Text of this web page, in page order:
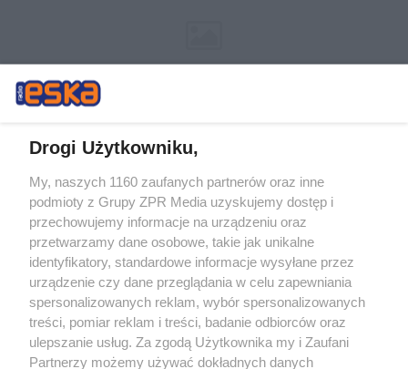
Żaden utwór zamieszczony w serwisie nie może być powielany i
rozpowszechniany lub dalej rozpowszechniany w jakikolwiek sposób (w
tym także elektroniczny lub mechaniczny) na jakimkolwiek polu
eksploatacji w jakiejkolwiek formie, włącznie z umieszczaniem w
Internecie bez pisemnej zgody właściciela praw. Jakiekolwiek użycie lub
wykorzystanie utworów w całości lub w części z naruszeniem prawa,
tzn. bez właściwej zgody, jest zabronione pod groźbą kary i może być
ścigane prawnie.
Drogi Użytkowniku,
My, naszych 1160 zaufanych partnerów oraz inne
podmioty z Grupy ZPR Media uzyskujemy dostęp i
przechowujemy informacje na urządzeniu oraz
przetwarzamy dane osobowe, takie jak unikalne
identyfikatory, standardowe informacje wysyłane przez
urządzenie czy dane przeglądania w celu zapewniania
spersonalizowanych reklam, wybór spersonalizowanych
treści, pomiar reklam i treści, badanie odbiorców oraz
ulepszanie usług. Za zgodą Użytkownika my i Zaufani
Partnerzy możemy używać dokładnych danych